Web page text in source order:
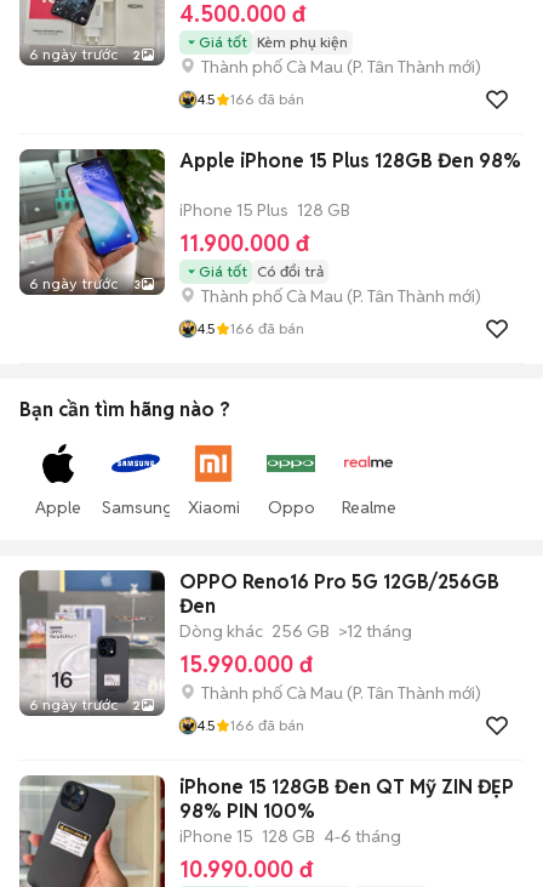
6 ngày trước 2
4.500.000 đ
Giá tốt Kèm phụ kiện
Thành phố Cà Mau (P. Tân Thành mới)
4.5 166 đã bán
6 ngày trước 3
Apple iPhone 15 Plus 128GB Đen 98%
iPhone 15 Plus 128 GB
11.900.000 đ
Giá tốt Có đổi trả
Thành phố Cà Mau (P. Tân Thành mới)
4.5 166 đã bán
Bạn cần tìm hãng nào ?
Apple Samsung Xiaomi Oppo Realme
6 ngày trước 2
OPPO Reno16 Pro 5G 12GB/256GB
Đen
Dòng khác 256 GB >12 tháng
15.990.000 đ
Thành phố Cà Mau (P. Tân Thành mới)
4.5 166 đã bán
iPhone 15 128GB Đen QT Mỹ ZIN ĐẸP
98% PIN 100%
iPhone 15 128 GB 4-6 tháng
10.990.000 đ